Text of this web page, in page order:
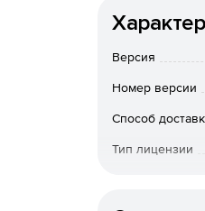
Версия
Номер версии
Способ
Тип лицензии